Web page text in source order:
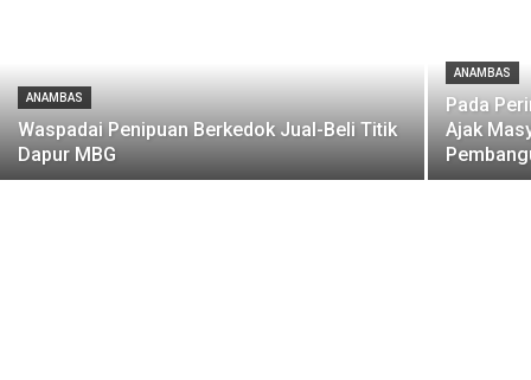
ANAMBAS
Waspadai Penipuan Berkedok Jual-Beli Titik
Dapur MBG
ANAMBAS
Pada
Ajak